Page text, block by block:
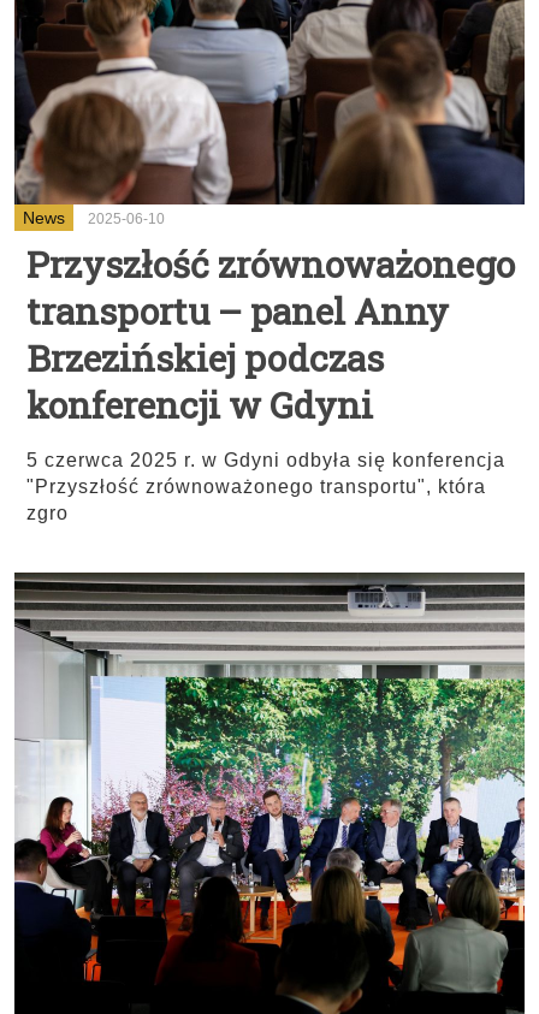
News 2025-06-10
Przyszłość zrównoważonego
transportu – panel Anny
Brzezińskiej podczas
konferencji w Gdyni
5 czerwca 2025 r. w Gdyni odbyła się konferencja
"Przyszłość zrównoważonego transportu", która
zgro